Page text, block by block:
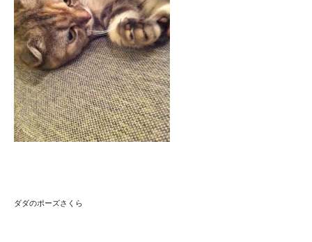
ダダのポーズさくら